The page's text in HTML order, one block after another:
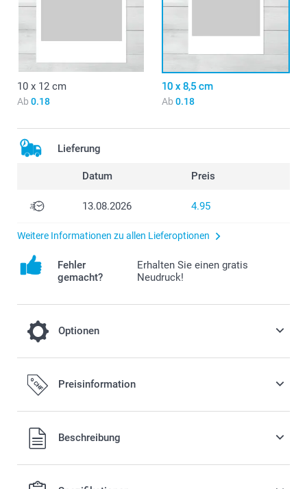
10 x 12 cm
Ab 0.18
10 x 8,5 cm
Ab 0.18
Lieferung
Datum Preis
13.08.2026 4.95
Weitere Informationen zu allen Lieferoptionen
Fehler
gemacht?
Erhalten Sie einen gratis
Neudruck!
Optionen
Farbeffekt
0.00 CHF
Schwarz-Weiss
Preisinformation
Alle Preise verstehen sich in Schweizer Franken (CHF) inkl.
Beschreibung